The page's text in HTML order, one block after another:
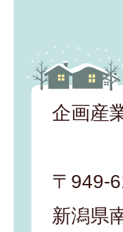
企画産
〒949-
新潟県